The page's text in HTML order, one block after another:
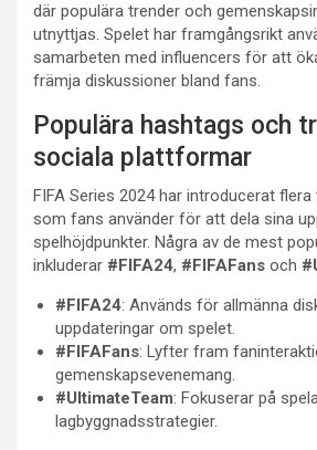
där populära trender och
utnyttjas. Spelet har framgångsrikt
samarbeten med influencers för att
främja diskussioner bland fans.
Populära hashtags och
sociala plattformar
FIFA Series 2024 har introducerat
som fans använder för att dela sina
spelhöjdpunkter. Några av de mest
inkluderar #FIFA24, #FIFAFans och
#FIFA24: Används för allmänna
uppdateringar om spelet.
#FIFAFans: Lyfter fram
gemenskapsevenemang.
#UltimateTeam: Fokuserar på
lagbyggnadsstrategier.